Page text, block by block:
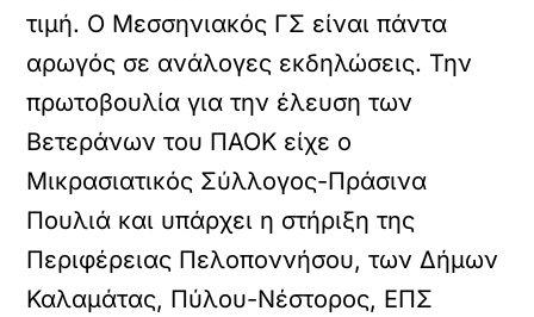
τιμή. Ο Μεσσηνιακός ΓΣ είναι πάντα
αρωγός σε ανάλογες εκδηλώσεις. Την
πρωτοβουλία για την έλευση των
Βετεράνων του ΠΑΟΚ είχε ο
Μικρασιατικός Σύλλογος-Πράσινα
Πουλιά και υπάρχει η στήριξη της
Περιφέρειας Πελοποννήσου, των Δήμων
Καλαμάτας, Πύλου-Νέστορος, ΕΠΣ